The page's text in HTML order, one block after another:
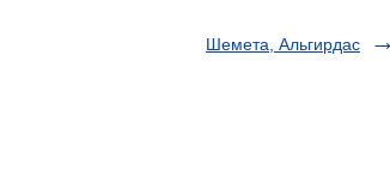
Шемета, Альгирдас